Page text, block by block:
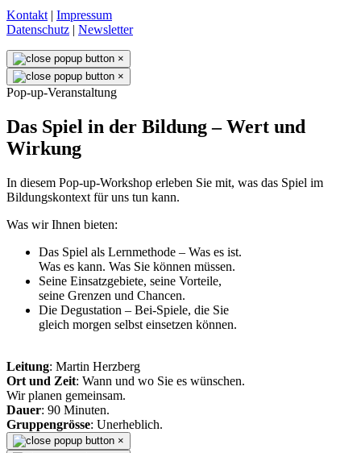
Kontakt | Impressum
Datenschutz | Newsletter
×
×
Pop-up-Veranstaltung
Das Spiel in der Bildung – Wert und
Wirkung
In diesem Pop-up-Workshop erleben Sie mit, was das Spiel im
Bildungskontext für uns tun kann.
Was wir Ihnen bieten:
Das Spiel als Lernmethode – Was es ist.
Was es kann. Was Sie können müssen.
Seine Einsatzgebiete, seine Vorteile,
seine Grenzen und Chancen.
Die Degustation – Bei-Spiele, die Sie
gleich morgen selbst einsetzen können.
Leitung: Martin Herzberg
Ort und Zeit: Wann und wo Sie es wünschen.
Wir planen gemeinsam.
Dauer: 90 Minuten.
Gruppengrösse: Unerheblich.
×